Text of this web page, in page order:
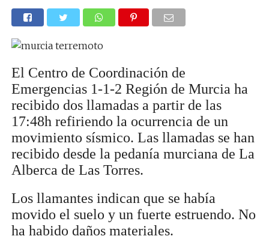
El Centro de Coordinación de
Emergencias 1-1-2 Región de Murcia ha
recibido dos llamadas a partir de las
17:48h refiriendo la ocurrencia de un
movimiento sísmico. Las llamadas se han
recibido desde la pedanía murciana de La
Alberca de Las Torres.
Los llamantes indican que se había
movido el suelo y un fuerte estruendo. No
ha habido daños materiales.